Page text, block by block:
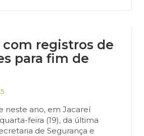
com registros de
para fim de
neste ano, em Jacareí
feira (19), da última
de Segurança e